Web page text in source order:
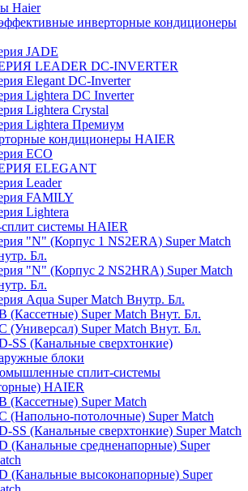
Haier
инверторные кондиционеры
JADE
LEADER DC-INVERTER
Elegant DC-Inverter
Lightera DC Inverter
Lightera Crystal
Lightera Премиум
кондиционеры HAIER
ECO
ELEGANT
Leader
FAMILY
Lightera
системы HAIER
"N" (Корпус 1 NS2ERA) Super Match
Бл.
"N" (Корпус 2 NS2HRA) Super Match
Бл.
Aqua Super Match Внутр. Бл.
(Кассетные) Super Match Внут. Бл.
(Универсал) Super Match Внут. Бл.
SS (Канальные сверхтонкие)
блоки
сплит-системы
HAIER
(Кассетные) Super Match
(Напольно-потолочные) Super Match
SS (Канальные сверхтонкие) Super Match
(Канальные средненапорные) Super
(Канальные высоконапорные) Super